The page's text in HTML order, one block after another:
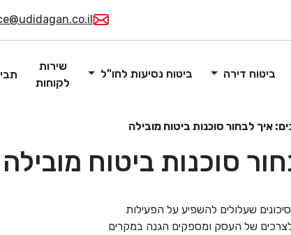
ביטוח דירה ביטוח נסיעות לחו"ל
שירות
לקוחות
איך לבחור סוכנות ביטוח מובילה
סוכנות ביטוח מובילה
שעלולים להשפיע על הפעילות
של העסק ומספקים הגנה במקרים